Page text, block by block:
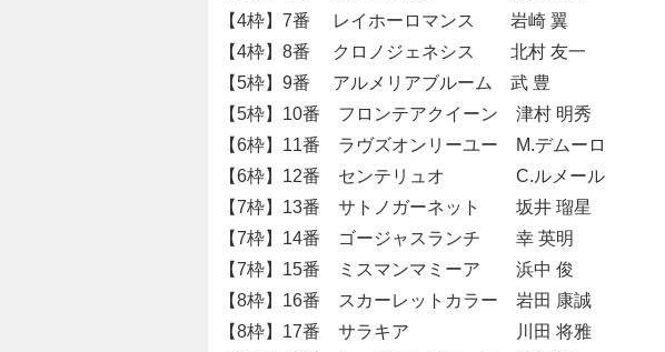
【4枠】7番 レイホーロマンス 岩崎 翼
【4枠】8番 クロノジェネシス 北村 友一
【5枠】9番 アルメリアブルーム 武 豊
【5枠】10番 フロンテアクイーン 津村 明秀
【6枠】11番 ラヴズオンリーユー M.デムーロ
【6枠】12番 センテリュオ C.ルメール
【7枠】13番 サトノガーネット 坂井 瑠星
【7枠】14番 ゴージャスランチ 幸 英明
【7枠】15番 ミスマンマミーア 浜中 俊
【8枠】16番 スカーレットカラー 岩田 康誠
【8枠】17番 サラキア 川田 将雅